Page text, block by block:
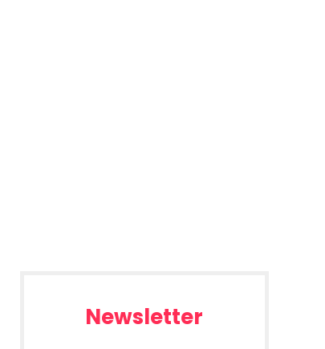
Newsletter